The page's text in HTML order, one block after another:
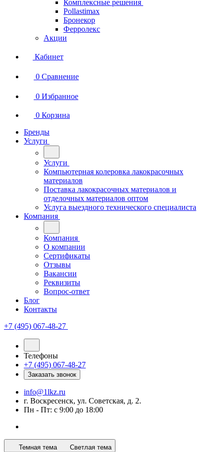
Комплексные решения
Pollastimax
Бронекор
Ферролекс
Акции
Кабинет
0 Сравнение
0 Избранное
0 Корзина
Бренды
Услуги
Услуги
Компьютерная колеровка лакокрасочных
материалов
Поставка лакокрасочных материалов и
отделочных материалов оптом
Услуга выездного технического специалиста
Компания
Компания
О компании
Сертификаты
Отзывы
Вакансии
Реквизиты
Вопрос-ответ
Блог
Контакты
+7 (495) 067-48-27
Телефоны
+7 (495) 067-48-27
Заказать звонок
info@1lkz.ru
г. Воскресенск, ул. Советская, д. 2.
Пн - Пт: с 9:00 до 18:00
Темная тема Светлая тема